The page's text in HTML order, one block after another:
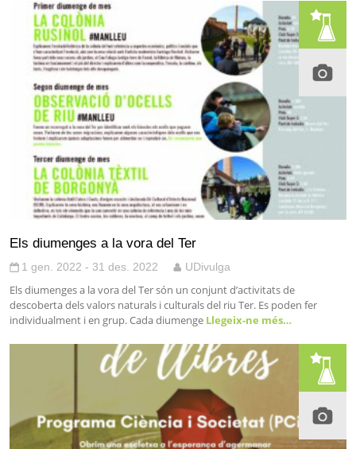
Els diumenges a la vora del Ter
1 gen. 2022 - 31 des. 2022 UDivulga
Els diumenges a la vora del Ter són un conjunt d’activitats de
descoberta dels valors naturals i culturals del riu Ter. Es poden fer
individualment i en grup. Cada diumenge Llegeix-ne més…